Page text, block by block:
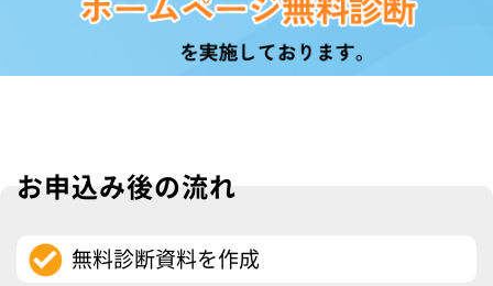
お申込み後の流れ
無料診断資料を作成